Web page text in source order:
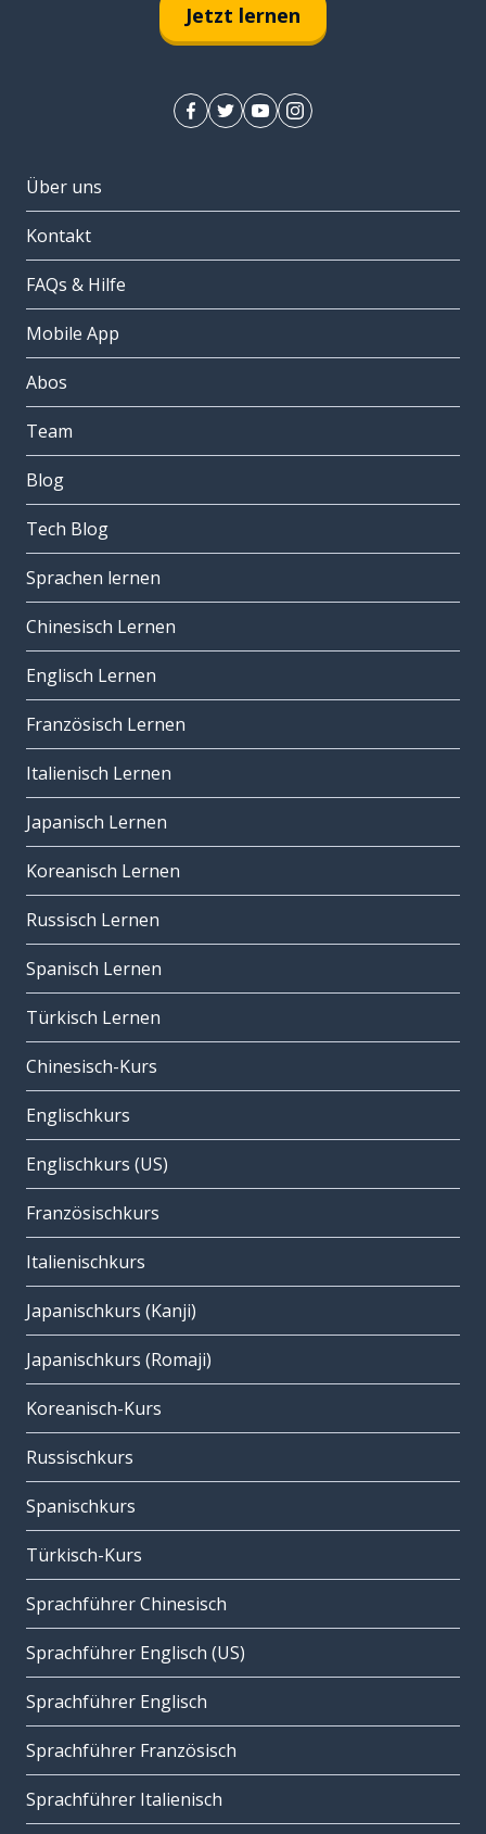
Jetzt lernen
Über uns
Kontakt
FAQs & Hilfe
Mobile App
Abos
Team
Blog
Tech Blog
Sprachen lernen
Chinesisch Lernen
Englisch Lernen
Französisch Lernen
Italienisch Lernen
Japanisch Lernen
Koreanisch Lernen
Russisch Lernen
Spanisch Lernen
Türkisch Lernen
Chinesisch-Kurs
Englischkurs
Englischkurs (US)
Französischkurs
Italienischkurs
Japanischkurs (Kanji)
Japanischkurs (Romaji)
Koreanisch-Kurs
Russischkurs
Spanischkurs
Türkisch-Kurs
Sprachführer Chinesisch
Sprachführer Englisch (US)
Sprachführer Englisch
Sprachführer Französisch
Sprachführer Italienisch